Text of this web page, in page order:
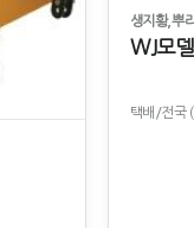
생지황,뿌
WJ모델
택배/전국